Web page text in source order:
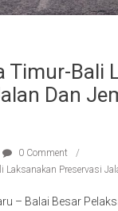
Timur-Bali
Dan
0 Comment
Laksanakan Preservasi
– Balai Besar